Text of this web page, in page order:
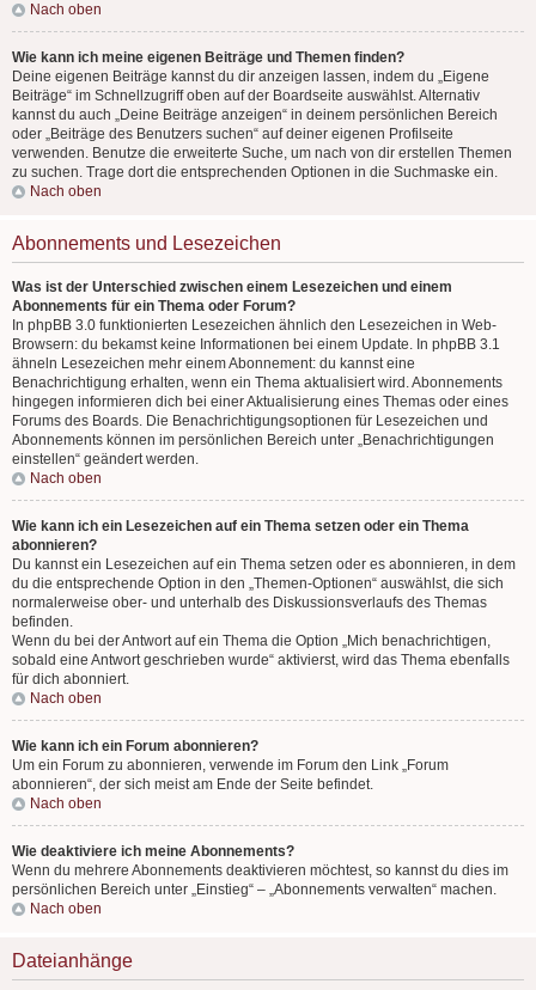
Nach oben
Wie kann ich meine eigenen Beiträge und Themen finden?
Deine eigenen Beiträge kannst du dir anzeigen lassen, indem du „Eigene
Beiträge“ im Schnellzugriff oben auf der Boardseite auswählst. Alternativ
kannst du auch „Deine Beiträge anzeigen“ in deinem persönlichen Bereich
oder „Beiträge des Benutzers suchen“ auf deiner eigenen Profilseite
verwenden. Benutze die erweiterte Suche, um nach von dir erstellen Themen
zu suchen. Trage dort die entsprechenden Optionen in die Suchmaske ein.
Nach oben
Abonnements und Lesezeichen
Was ist der Unterschied zwischen einem Lesezeichen und einem
Abonnements für ein Thema oder Forum?
In phpBB 3.0 funktionierten Lesezeichen ähnlich den Lesezeichen in Web-
Browsern: du bekamst keine Informationen bei einem Update. In phpBB 3.1
ähneln Lesezeichen mehr einem Abonnement: du kannst eine
Benachrichtigung erhalten, wenn ein Thema aktualisiert wird. Abonnements
hingegen informieren dich bei einer Aktualisierung eines Themas oder eines
Forums des Boards. Die Benachrichtigungsoptionen für Lesezeichen und
Abonnements können im persönlichen Bereich unter „Benachrichtigungen
einstellen“ geändert werden.
Nach oben
Wie kann ich ein Lesezeichen auf ein Thema setzen oder ein Thema
abonnieren?
Du kannst ein Lesezeichen auf ein Thema setzen oder es abonnieren, in dem
du die entsprechende Option in den „Themen-Optionen“ auswählst, die sich
normalerweise ober- und unterhalb des Diskussionsverlaufs des Themas
befinden.
Wenn du bei der Antwort auf ein Thema die Option „Mich benachrichtigen,
sobald eine Antwort geschrieben wurde“ aktivierst, wird das Thema ebenfalls
für dich abonniert.
Nach oben
Wie kann ich ein Forum abonnieren?
Um ein Forum zu abonnieren, verwende im Forum den Link „Forum
abonnieren“, der sich meist am Ende der Seite befindet.
Nach oben
Wie deaktiviere ich meine Abonnements?
Wenn du mehrere Abonnements deaktivieren möchtest, so kannst du dies im
persönlichen Bereich unter „Einstieg“ – „Abonnements verwalten“ machen.
Nach oben
Dateianhänge